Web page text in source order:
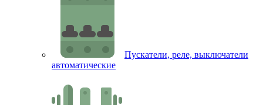
Пускатели, реле, выключатели
автоматические